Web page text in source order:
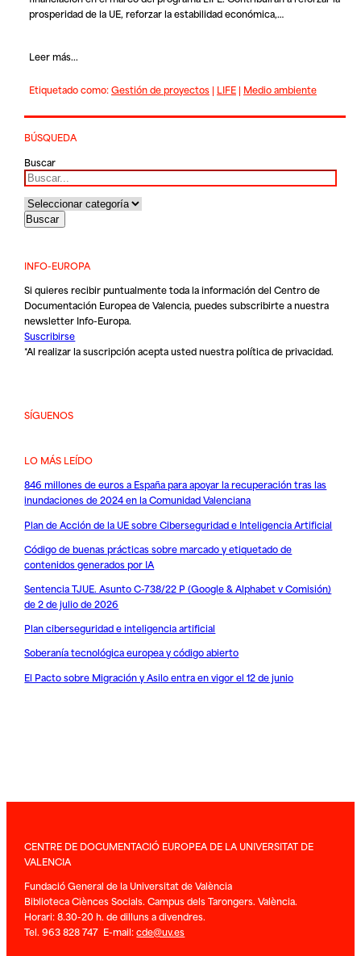
prosperidad de la UE, reforzar la estabilidad económica,…
Leer más...
Etiquetado como:Gestión de proyectos| LIFE| Medio ambiente
BÚSQUEDA
Buscar
INFO-EUROPA
Si quieres recibir puntualmente toda la información del Centro de
Documentación Europea de Valencia, puedes subscribirte a nuestra
newsletter Info-Europa.
Suscribirse
*Al realizar la suscripción acepta usted nuestrapolítica de privacidad.
SÍGUENOS
LO MÁS LEÍDO
846 millones de euros a España para apoyar la recuperación tras las
inundaciones de 2024 en la Comunidad Valenciana
Plan de Acción de la UE sobre Ciberseguridad e Inteligencia Artificial
Código de buenas prácticas sobre marcado y etiquetado de
contenidos generados por IA
Sentencia TJUE. Asunto C-738/22 P (Google & Alphabet v Comisión)
de 2 de julio de 2026
Plan ciberseguridad e inteligencia artificial
Soberanía tecnológica europea y código abierto
El Pacto sobre Migración y Asilo entra en vigor el 12 de junio
CENTRE DE DOCUMENTACIÓ EUROPEA DE LA UNIVERSITAT DE
VALENCIA
Fundació General de la Universitat de València
Biblioteca Ciènces Socials. Campus dels Tarongers. València.
Horari: 8.30-20 h. de dilluns a divendres.
Tel. 963 828 747 E-mail:cde@uv.es